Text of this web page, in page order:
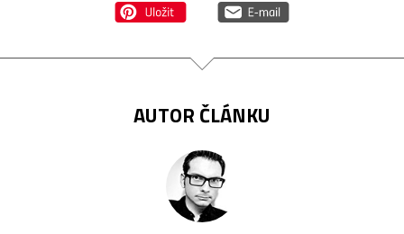
AUTOR ČLÁNKU